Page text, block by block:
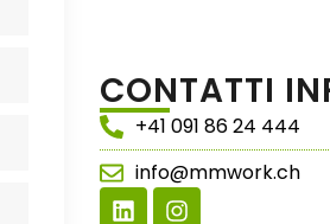
CONTATTI
+41 091 86 24 444
info@mmwork.ch